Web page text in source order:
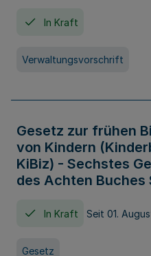
In Kraft
Verwaltungsvorschrift
Gesetz zur frühen
von Kindern
KiBiz) - Sechstes
des Achten
In Kraft Seit 01.
Gesetz